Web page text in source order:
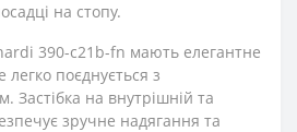
на стопу.
390-c21b-fn мають елегантне
поєднується з
Застібка на внутрішній та
зручне надягання та